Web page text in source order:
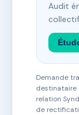
Audit
Demande
destinataire
relation
de